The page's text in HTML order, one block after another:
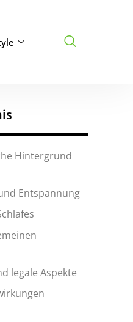
Hintergrund
Entspannung
legale Aspekte